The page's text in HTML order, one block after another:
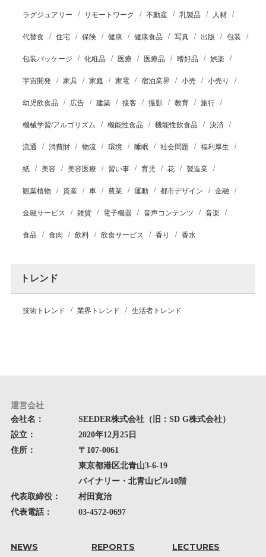
ラグジュアリー リモートワーク 不動産 乳製品 人材
代替食 住宅 保険 健康 健康食品 写真 出版 包装
包装パッケージ 化粧品 医療 医療品 嗜好品 娯楽
宇宙開発 家具 家庭 家電 宿泊業界 小売 小売り
幼児飲食品 広告 建築 接客 撮影 教育 旅行
機械学習/アルゴリズム 機能性食品 機能性飲食品 決済
流通 消費財 物流 環境 睡眠 社会問題 福利厚生
紙 美容 美容医療 習い事 育児 花 製造業
観葉植物 資産 車 農業 運動 都市デザイン 金融
金融サービス 雑貨 電子機器 音声コンテンツ 音楽
食品 食肉 飲料 飲食サービス 香り 香水
トレンド
技術トレンド 業界トレンド 生活者トレンド
運営会社
会社名：
SEEDER株式会社（旧：SD G株式会社）
設立：
2020年12月25日
住所：
〒107-0061
東京都港区北青山3-6-19
バイナリー・北青山ビル10階
代表取締役：
村田寛治
代表電話：
03-4572-0697
NEWS REPORTS LECTURES